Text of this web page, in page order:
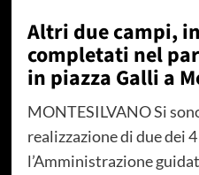
Altri due campi,
completati nel
in piazza Galli a
MONTESILVANO Si
realizzazione di due dei
l’Amministrazione